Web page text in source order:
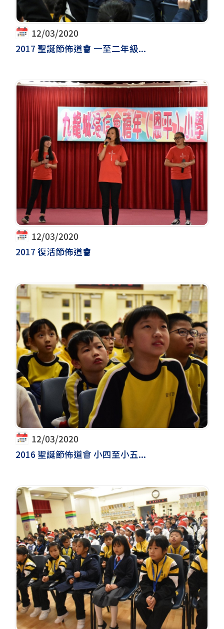
12/03/2020
2017 聖誕節佈道會 一至二年級...
12/03/2020
2017 復活節佈道會
12/03/2020
2016 聖誕節佈道會 小四至小五...